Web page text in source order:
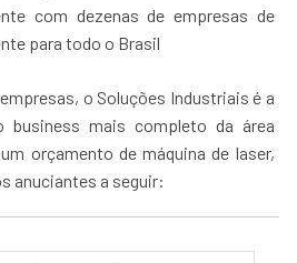
com dezenas de empresas de
para todo o Brasil
o Soluções Industriais é a
business mais completo da área
orçamento de máquina de laser,
anuciantes a seguir: